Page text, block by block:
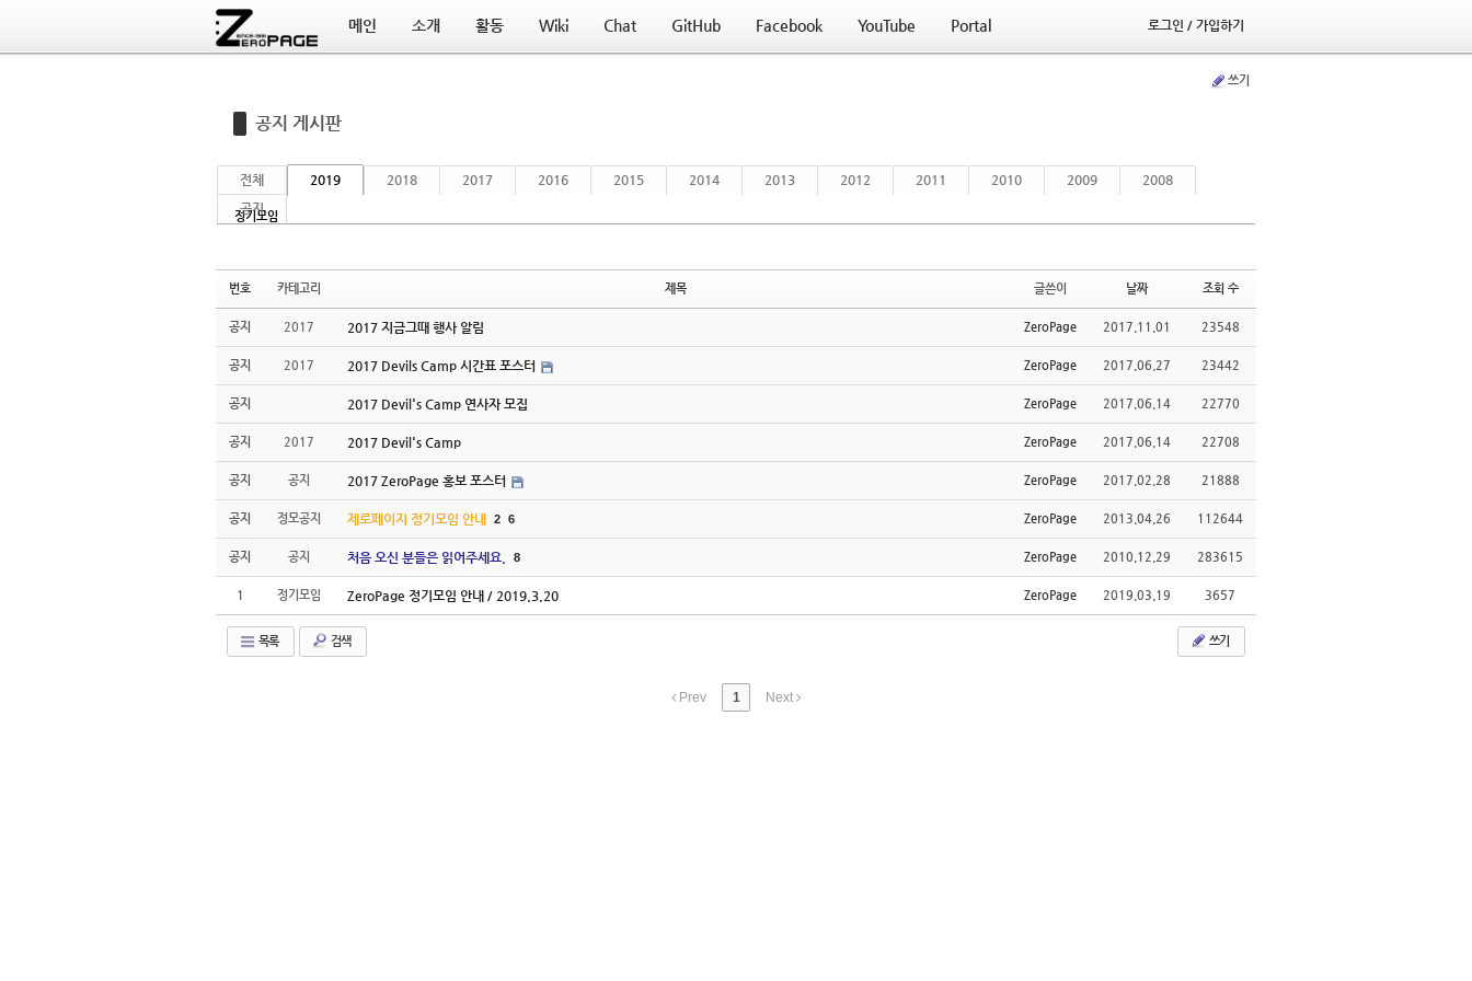
메인 소개 활동 Wiki Chat GitHub Facebook YouTube Portal 로그인 / 가입하기
쓰기
공지 게시판
전체 2019
정기모임
2018 2017 2016 2015 2014 2013 2012 2011 2010 2009
2008
공지
번호 카테고리 제목 글쓴이 날짜 조회 수
공지 2017 2017 지금그때 행사 알림 ZeroPage 2017.11.01 23548
공지 2017 2017 Devils Camp 시간표 포스터 ZeroPage 2017.06.27 23442
공지 2017 Devil's Camp 연사자 모집 ZeroPage 2017.06.14 22770
공지 2017 2017 Devil's Camp ZeroPage 2017.06.14 22708
공지 공지 2017 ZeroPage 홍보 포스터 ZeroPage 2017.02.28 21888
공지 정모공지 제로페이지 정기모임 안내 2 6 ZeroPage 2013.04.26 112644
공지 공지 처음 오신 분들은 읽어주세요. 8 ZeroPage 2010.12.29 283615
1 정기모임 ZeroPage 정기모임 안내 / 2019.3.20 ZeroPage 2019.03.19 3657
목록 검색 쓰기
Prev 1 Next
Sketchbook5, 스케치북5
Sketchbook5, 스케치북5